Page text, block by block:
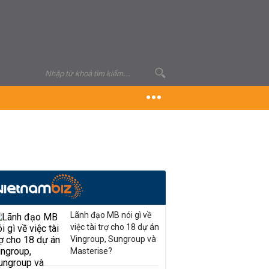
Lãnh đạo MB nói gì về
việc tài trợ cho 18 dự án
Vingroup, Sungroup và
Masterise?